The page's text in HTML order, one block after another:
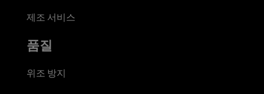
제조 서비스
품질
위조 방지